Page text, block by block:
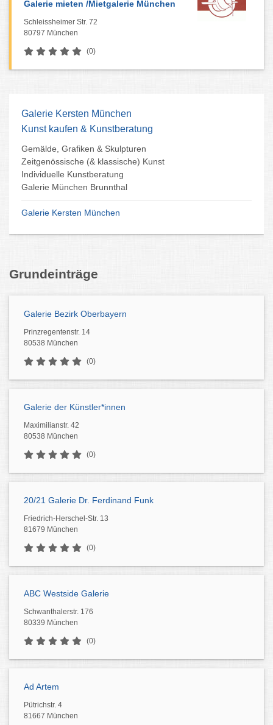
Galerie mieten /Mietgalerie München
Schleissheimer Str. 72
80797 München
(0)
Galerie Kersten München
Kunst kaufen & Kunstberatung
Gemälde, Grafiken & Skulpturen
Zeitgenössische (& klassische) Kunst
Individuelle Kunstberatung
Galerie München Brunnthal
Galerie Kersten München
Grundeinträge
Galerie Bezirk Oberbayern
Prinzregentenstr. 14
80538 München
(0)
Galerie der Künstler*innen
Maximilianstr. 42
80538 München
(0)
20/21 Galerie Dr. Ferdinand Funk
Friedrich-Herschel-Str. 13
81679 München
(0)
ABC Westside Galerie
Schwanthalerstr. 176
80339 München
(0)
Ad Artem
Pütrichstr. 4
81667 München